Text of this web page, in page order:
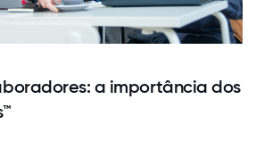
a importância dos